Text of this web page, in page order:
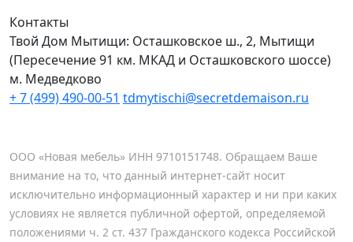
Контакты
Твой Дом Мытищи: Осташковское ш., 2, Мытищи
(Пересечение 91 км. МКАД и Осташковского шоссе)
м. Медведково
+ 7 (499) 490-00-51 tdmytischi@secretdemaison.ru
ООО «Новая мебель» ИНН 9710151748. Обращаем Ваше
внимание на то, что данный интернет-сайт носит
исключительно информационный характер и ни при каких
условиях не является публичной офертой, определяемой
положениями ч. 2 ст. 437 Гражданского кодекса Российской